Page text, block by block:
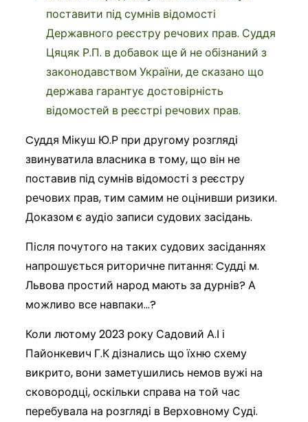
поставити під сумнів відомості
Державного реєстру речових прав. Суддя
Цяцяк Р.П. в добавок ще й не обізнаний з
законодавством України, де сказано що
держава гарантує достовірність
відомостей в реєстрі речових прав.
Cуддя Мікуш Ю.Р при другому розгляді
звинуватила власника в тому, що він не
поставив під сумнів відомості з реєстру
речових прав, тим самим не оцінивши ризики.
Доказом є аудіо записи судових засідань.
Після почутого на таких судових засіданнях
напрошується риторичне питання: Cудді м.
Львова простий народ мають за дурнів? А
можливо все навпаки…?
Коли лютому 2023 року Садовий А.І і
Пайонкевич Г.К дізнались що їхню схему
викрито, вони заметушились немов вужі на
сковородці, оскільки справа на той час
перебувала на розгляді в Верховному Суді.